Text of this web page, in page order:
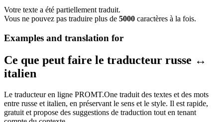
Votre texte a été partiellement traduit.
Vous ne pouvez pas traduire plus de 5000 caractères à la fois.
Examples and translation for
Ce que peut faire le traducteur russe ↔
italien
Le traducteur en ligne PROMT.One traduit des textes et des mots
entre russe et italien, en préservant le sens et le style. Il est rapide,
gratuit et propose des suggestions de traduction tout en tenant